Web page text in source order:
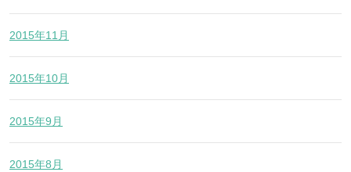
2015年11月
2015年10月
2015年9月
2015年8月